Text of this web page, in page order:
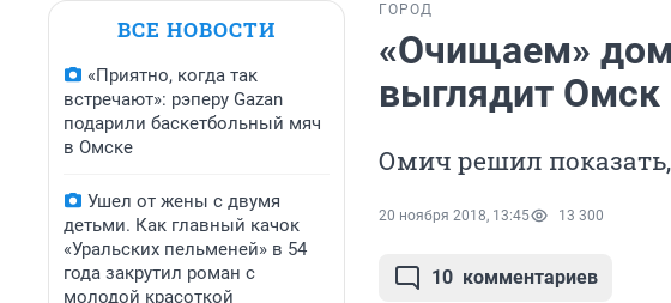
ВСЕ НОВОСТИ
«Приятно, когда так
встречают»: рэперу Gazan
подарили баскетбольный мяч
в Омске
Ушел от жены с двумя
детьми. Как главный качок
«Уральских пельменей» в 54
года закрутил роман с
молодой красоткой
ГОРОД
«Очищаем»
выглядит Омск
Омич решил
20 ноября 2018, 13:45 13 300
10 комментариев